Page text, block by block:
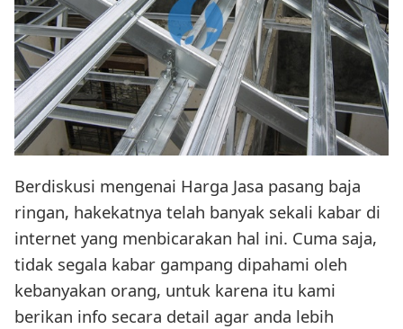
Berdiskusi mengenai Harga Jasa pasang baja
ringan, hakekatnya telah banyak sekali kabar di
internet yang menbicarakan hal ini. Cuma saja,
tidak segala kabar gampang dipahami oleh
kebanyakan orang, untuk karena itu kami
berikan info secara detail agar anda lebih